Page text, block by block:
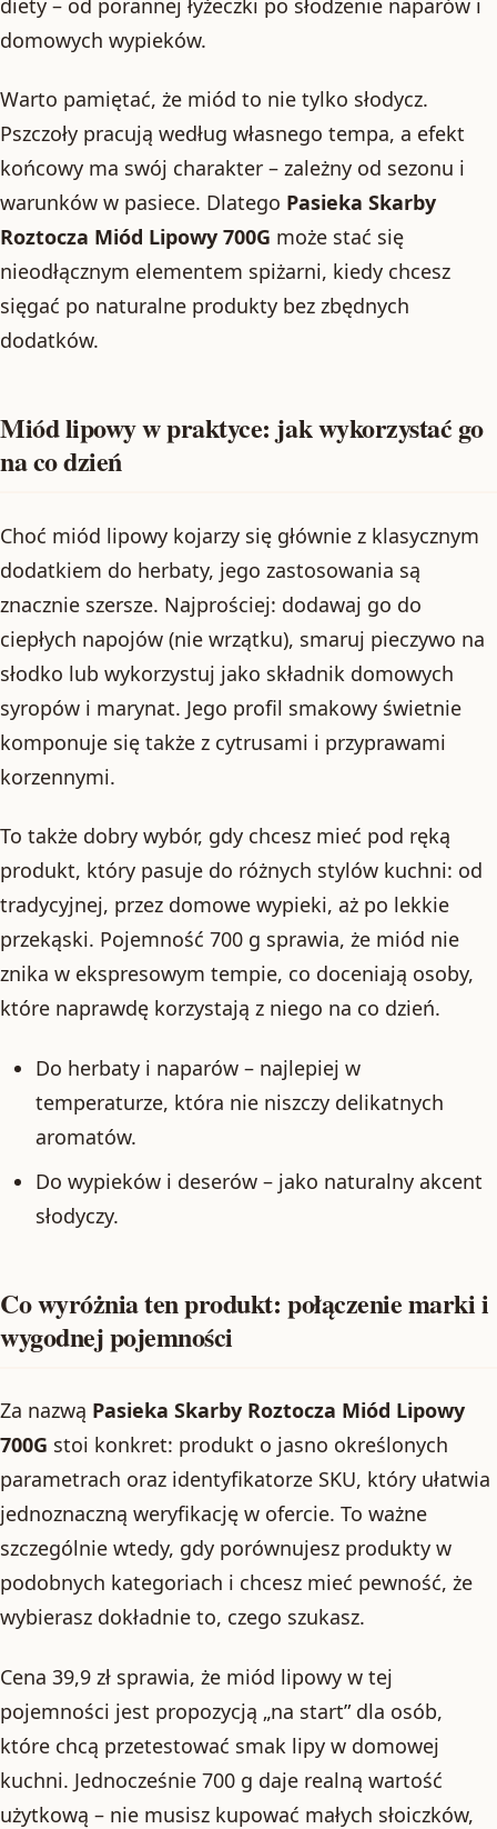
domowych wypieków.
Warto pamiętać, że miód to nie tylko słodycz.
Pszczoły pracują według własnego tempa, a efekt
końcowy ma swój charakter – zależny od sezonu i
warunków w pasiece. Dlatego Pasieka Skarby
Roztocza Miód Lipowy 700G może stać się
nieodłącznym elementem spiżarni, kiedy chcesz
sięgać po naturalne produkty bez zbędnych
dodatków.
Miód lipowy w praktyce: jak wykorzystać go
na co dzień
Choć miód lipowy kojarzy się głównie z klasycznym
dodatkiem do herbaty, jego zastosowania są
znacznie szersze. Najprościej: dodawaj go do
ciepłych napojów (nie wrzątku), smaruj pieczywo na
słodko lub wykorzystuj jako składnik domowych
syropów i marynat. Jego profil smakowy świetnie
komponuje się także z cytrusami i przyprawami
korzennymi.
To także dobry wybór, gdy chcesz mieć pod ręką
produkt, który pasuje do różnych stylów kuchni: od
tradycyjnej, przez domowe wypieki, aż po lekkie
przekąski. Pojemność 700 g sprawia, że miód nie
znika w ekspresowym tempie, co doceniają osoby,
które naprawdę korzystają z niego na co dzień.
Do herbaty i naparów – najlepiej w
temperaturze, która nie niszczy delikatnych
aromatów.
Do wypieków i deserów – jako naturalny akcent
słodyczy.
Co wyróżnia ten produkt: połączenie marki i
wygodnej pojemności
Za nazwą Pasieka Skarby Roztocza Miód Lipowy
700G stoi konkret: produkt o jasno określonych
parametrach oraz identyfikatorze SKU, który ułatwia
jednoznaczną weryfikację w ofercie. To ważne
szczególnie wtedy, gdy porównujesz produkty w
podobnych kategoriach i chcesz mieć pewność, że
wybierasz dokładnie to, czego szukasz.
Cena 39,9 zł sprawia, że miód lipowy w tej
pojemności jest propozycją „na start” dla osób,
które chcą przetestować smak lipy w domowej
kuchni. Jednocześnie 700 g daje realną wartość
użytkową – nie musisz kupować małych słoiczków,